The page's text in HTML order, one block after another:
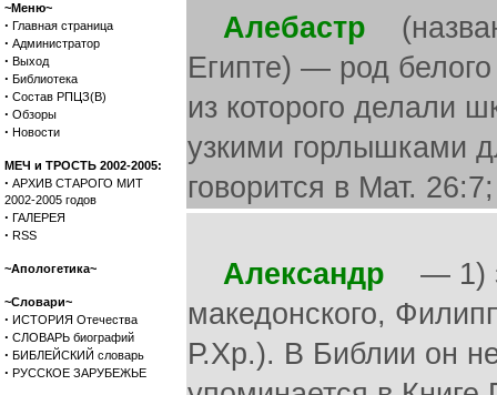
~Меню~
· Главная страница
· Администратор
· Выход
· Библиотека
· Состав РПЦЗ(В)
· Обзоры
· Новости
МЕЧ и ТРОСТЬ 2002-2005:
· АРХИВ СТАРОГО МИТ
2002-2005 годов
· ГАЛЕРЕЯ
· RSS
~Апологетика~
~Словари~
· ИСТОРИЯ Отечества
· СЛОВАРЬ биографий
· БИБЛЕЙСКИЙ словарь
· РУССКОЕ ЗАРУБЕЖЬЕ
Алебастр
Египте) — род белого
из которого делали
узкими горлышками
говорится в Мат.
Александр — 1)
македонского,
Р.Хр.). В Библии он